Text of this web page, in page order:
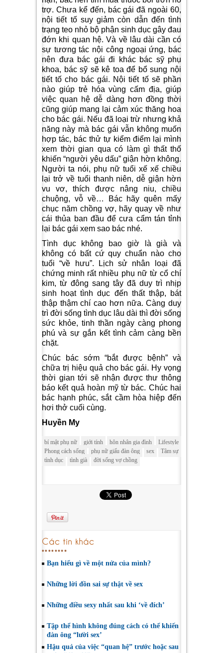
trợ. Chưa kể đến, bác gái đã ngoài 60,
nội tiết tố suy giảm còn dẫn đến tình
trạng teo nhỏ bộ phận sinh dục gây đau
đớn khi quan hệ. Và về lâu dài cần có
sự tương tác nội công ngoại ứng, bác
nên đưa bác gái đi khác bác sỹ phụ
khoa, bác sỹ sẽ kê toa để bổ sung nội
tiết tố cho bác gái. Nội tiết tố sẽ phần
nào giúp trẻ hóa vùng cấm địa, giúp
việc quan hệ dễ dàng hơn đồng thời
cũng giúp mang lại cảm xúc thăng hoa
cho bác gái. Nếu đã loại trừ nhưng khả
năng này mà bác gái vẫn không muốn
hợp tác, bác thử tự kiểm điểm lại mình
xem thời gian qua có làm gì thất thố
khiến “người yêu dấu” giận hờn không.
Người ta nói, phụ nữ tuổi xế xế chiều
lại trở về tuổi thanh niên, dễ giận hờn
vu vơ, thích được nâng niu, chiều
chuộng, vỗ về… Bác hãy quên mấy
chục năm chồng vợ, hãy quay về như
cái thủa ban đầu để cưa cẩm tán tỉnh
lại bác gái xem sao bác nhé.
Tình dục không bao giờ là già và
không có bất cứ quy chuẩn nào cho
tuổi “về hưu”. Lịch sử nhân loại đã
chứng minh rất nhiều phụ nữ từ cổ chí
kim, từ đông sang tây đã duy trì nhịp
sinh hoạt tình dục đến thất thập, bát
thập thậm chí cao hơn nữa. Càng duy
trì đời sống tình dục lâu dài thì đời sống
sức khỏe, tinh thần ngày càng phong
phú và sự gắn kết tình cảm càng bền
chặt.
Chúc bác sớm “bắt được bệnh” và
chữa trị hiệu quả cho bác gái. Hy vọng
thời gian tới sẽ nhận được thư thông
báo kết quả hoàn mỹ từ bác. Chúc hai
bác hạnh phúc, sắt cầm hòa hiệp đến
hơi thở cuối cùng.
Huyền My
bí mật phụ nữ giới tính hôn nhân gia đình
Lifestyle
Phong cách sống
phụ nữ giấu đàn ông sex
Tâm sự
tình dục
tình già đời sống vợ chồng
Các tin khác
Bạn hiểu gì về một nửa của mình?
Những lời đồn sai sự thật về sex
Những điều sexy nhất sau khi ‘về đích’
Tập thể hình không đúng cách có thể khiến
đàn ông “lười sex’
Hậu quả của việc “quan hệ” trước hoặc sau